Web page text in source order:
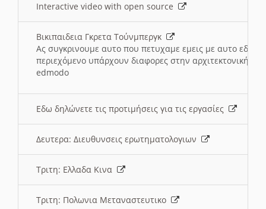
Interactive video with open source
Βικιπαιδεια Γκρετα Τούνμπεργκ
Ας συγκρινουμε αυτο που πετυχαμε εμεις με αυτο εδω
περιεχόμενο υπάρχουν διαφορες στην αρχιτεκτονική
edmodo
Εδω δηλώνετε τις προτιμήσεις για τις εργασίες
Δευτερα: Διευθυνσεις ερωτηματολογιων
Τριτη: Ελλαδα Κινα
Τριτη: Πολωνια Μεταναστευτικο